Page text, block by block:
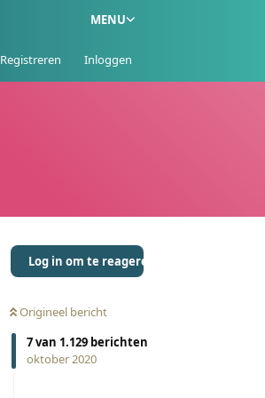
MENU
Registreren Inloggen
Log in om te reageren
Origineel bericht
7van 1.129 berichten
oktober 2020